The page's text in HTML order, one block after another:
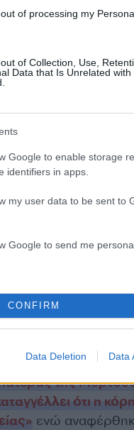
of processing my
of Collection, Use,
Data that Is Unrelated
Google to enable storage
identifiers in apps.
my user data to be sent to
Google to send me
CONFIRM
Data Deletion Data
της
ότι η
ενώ